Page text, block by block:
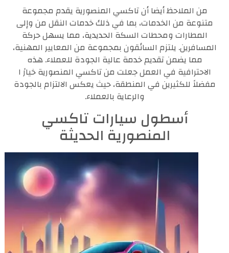
من الملاحظ أيضا أن تاكسي المنصورية يقدم مجموعة
متنوعة من الخدمات، بما في ذلك خدمات النقل من وإلى
المطارات ومحطات السكة الحديدية، مما يسهل حركة
المسافرين. يلتزم السائقون بمجموعة من المعايير المهنية،
مما يضمن تقديم خدمة عالية الجودة للعملاء. هذه
الاحترافية في العمل جعلت من تاكسي المنصورية خيارً ا
مفضلاً للكثيرين في المنطقة، حيث يعكس الالتزام بالجودة
والرعاية بالعملاء.
أسطول سيارات تاكسي
المنصورية الحديثة